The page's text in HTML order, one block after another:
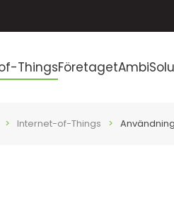
ThingsFöretaget
Internet-of-Things